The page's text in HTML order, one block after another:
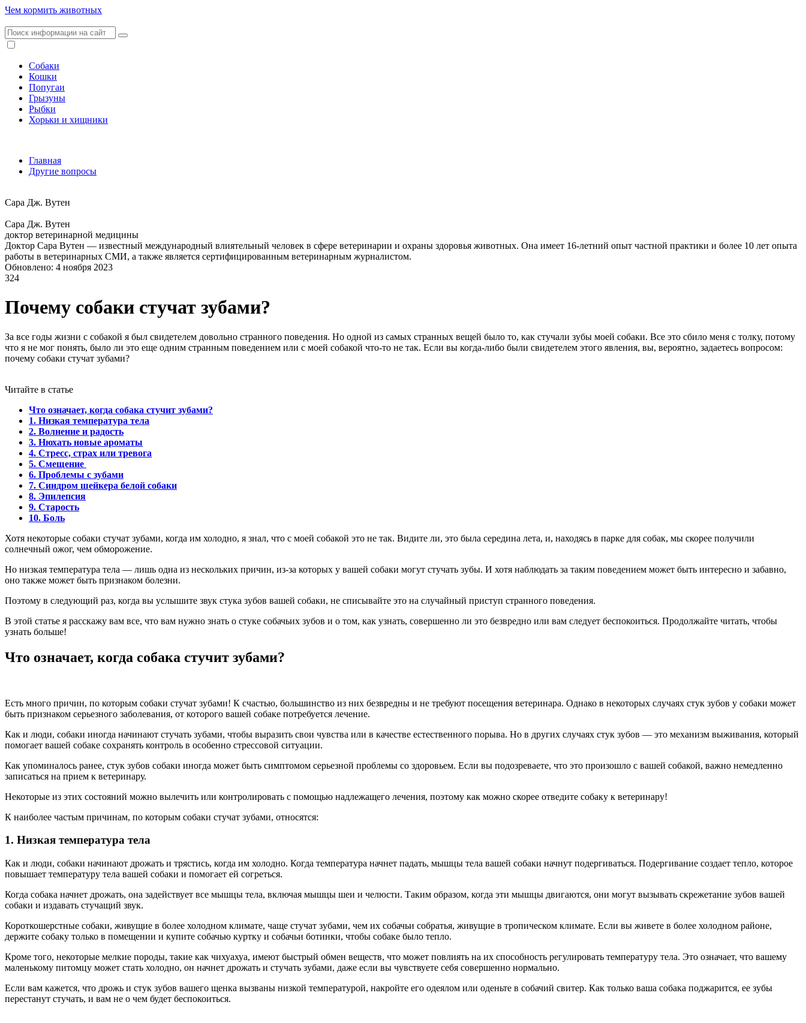
Чем кормить животных
Собаки
Кошки
Попугаи
Грызуны
Рыбки
Хорьки и хищники
Главная
Другие вопросы
Сара Дж. Вутен
Сара Дж. Вутен
доктор ветеринарной медицины
Доктор Сара Вутен — известный международный влиятельный человек в сфере ветеринарии и охраны здоровья животных. Она имеет 16-летний опыт частной практики и более 10 лет опыта
работы в ветеринарных СМИ, а также является сертифицированным ветеринарным журналистом.
Обновлено: 4 ноября 2023
324
Почему собаки стучат зубами?
За все годы жизни с собакой я был свидетелем довольно странного поведения. Но одной из самых странных вещей было то, как стучали зубы моей собаки. Все это сбило меня с толку, потому
что я не мог понять, было ли это еще одним странным поведением или с моей собакой что-то не так. Если вы когда-либо были свидетелем этого явления, вы, вероятно, задаетесь вопросом:
почему собаки стучат зубами?
Читайте в статье
Что означает, когда собака стучит зубами?
1. Низкая температура тела
2. Волнение и радость
3. Нюхать новые ароматы
4. Стресс, страх или тревога
5. Смещение
6. Проблемы с зубами
7. Синдром шейкера белой собаки
8. Эпилепсия
9. Старость
10. Боль
Хотя некоторые собаки стучат зубами, когда им холодно, я знал, что с моей собакой это не так. Видите ли, это была середина лета, и, находясь в парке для собак, мы скорее получили
солнечный ожог, чем обморожение.
Но низкая температура тела — лишь одна из нескольких причин, из-за которых у вашей собаки могут стучать зубы. И хотя наблюдать за таким поведением может быть интересно и забавно,
оно также может быть признаком болезни.
Поэтому в следующий раз, когда вы услышите звук стука зубов вашей собаки, не списывайте это на случайный приступ странного поведения.
В этой статье я расскажу вам все, что вам нужно знать о стуке собачьих зубов и о том, как узнать, совершенно ли это безвредно или вам следует беспокоиться. Продолжайте читать, чтобы
узнать больше!
Что означает, когда собака стучит зубами?
Есть много причин, по которым собаки стучат зубами! К счастью, большинство из них безвредны и не требуют посещения ветеринара. Однако в некоторых случаях стук зубов у собаки может
быть признаком серьезного заболевания, от которого вашей собаке потребуется лечение.
Как и люди, собаки иногда начинают стучать зубами, чтобы выразить свои чувства или в качестве естественного порыва. Но в других случаях стук зубов — это механизм выживания, который
помогает вашей собаке сохранять контроль в особенно стрессовой ситуации.
Как упоминалось ранее, стук зубов собаки иногда может быть симптомом серьезной проблемы со здоровьем. Если вы подозреваете, что это произошло с вашей собакой, важно немедленно
записаться на прием к ветеринару.
Некоторые из этих состояний можно вылечить или контролировать с помощью надлежащего лечения, поэтому как можно скорее отведите собаку к ветеринару!
К наиболее частым причинам, по которым собаки стучат зубами, относятся:
1. Низкая температура тела
Как и люди, собаки начинают дрожать и трястись, когда им холодно. Когда температура начнет падать, мышцы тела вашей собаки начнут подергиваться. Подергивание создает тепло, которое
повышает температуру тела вашей собаки и помогает ей согреться.
Когда собака начнет дрожать, она задействует все мышцы тела, включая мышцы шеи и челюсти. Таким образом, когда эти мышцы двигаются, они могут вызывать скрежетание зубов вашей
собаки и издавать стучащий звук.
Короткошерстные собаки, живущие в более холодном климате, чаще стучат зубами, чем их собачьи собратья, живущие в тропическом климате. Если вы живете в более холодном районе,
держите собаку только в помещении и купите собачью куртку и собачьи ботинки, чтобы собаке было тепло.
Кроме того, некоторые мелкие породы, такие как чихуахуа, имеют быстрый обмен веществ, что может повлиять на их способность регулировать температуру тела. Это означает, что вашему
маленькому питомцу может стать холодно, он начнет дрожать и стучать зубами, даже если вы чувствуете себя совершенно нормально.
Если вам кажется, что дрожь и стук зубов вашего щенка вызваны низкой температурой, накройте его одеялом или оденьте в собачий свитер. Как только ваша собака поджарится, ее зубы
перестанут стучать, и вам не о чем будет беспокоиться.